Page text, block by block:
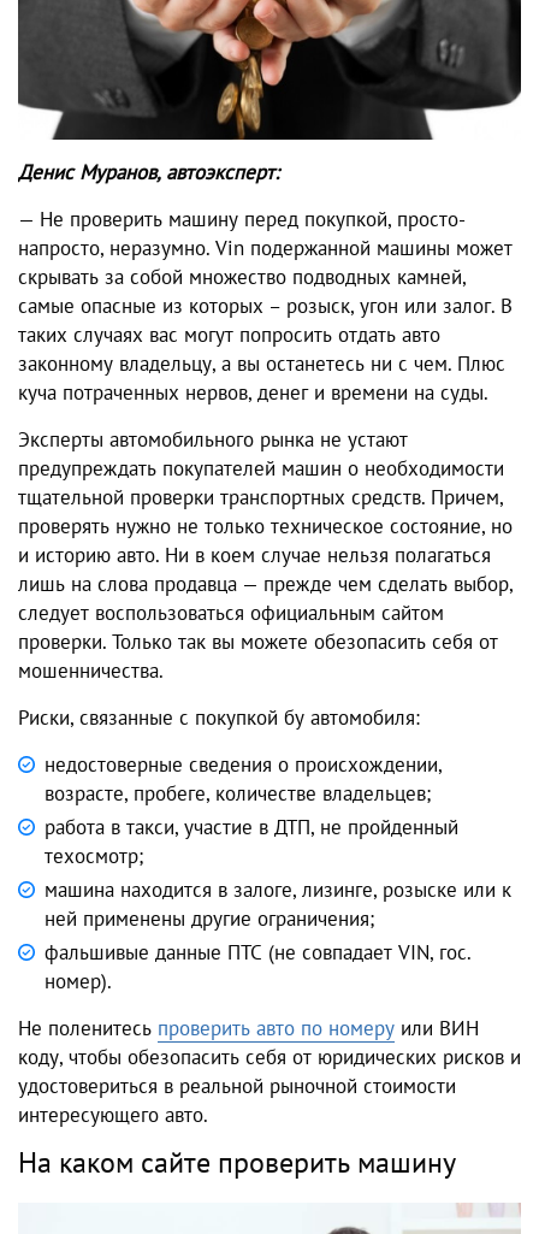
Денис Муранов, автоэксперт:
— Не проверить машину перед покупкой, просто-
напросто, неразумно. Vin подержанной машины может
скрывать за собой множество подводных камней,
самые опасные из которых – розыск, угон или залог. В
таких случаях вас могут попросить отдать авто
законному владельцу, а вы останетесь ни с чем. Плюс
куча потраченных нервов, денег и времени на суды.
Эксперты автомобильного рынка не устают
предупреждать покупателей машин о необходимости
тщательной проверки транспортных средств. Причем,
проверять нужно не только техническое состояние, но
и историю авто. Ни в коем случае нельзя полагаться
лишь на слова продавца — прежде чем сделать выбор,
следует воспользоваться официальным сайтом
проверки. Только так вы можете обезопасить себя от
мошенничества.
Риски, связанные с покупкой бу автомобиля:
недостоверные сведения о происхождении,
возрасте, пробеге, количестве владельцев;
работа в такси, участие в ДТП, не пройденный
техосмотр;
машина находится в залоге, лизинге, розыске или к
ней применены другие ограничения;
фальшивые данные ПТС (не совпадает VIN, гос.
номер).
Не поленитесь проверить авто по номеру или ВИН
коду, чтобы обезопасить себя от юридических рисков и
удостовериться в реальной рыночной стоимости
интересующего авто.
На каком сайте проверить машину